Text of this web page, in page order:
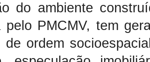
do ambiente
pelo PMCMV, tem
de ordem